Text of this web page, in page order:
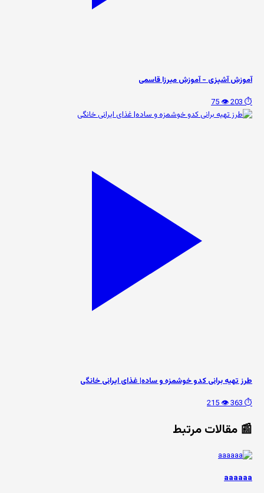
آموزش آشپزی - آموزش میرزا قاسمی
⏱️ 203
👁️ 75
طرز تهیه برانی کدو خوشمزه و ساده| غذای ایرانی خانگی
⏱️ 363
👁️ 215
📰 مقالات مرتبط
aaaaaa